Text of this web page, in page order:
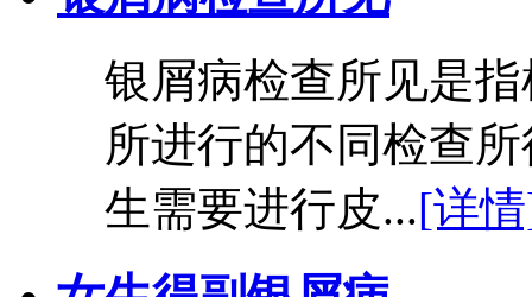
银屑病检查所见是
所进行的不同检查
生需要进行皮...[详